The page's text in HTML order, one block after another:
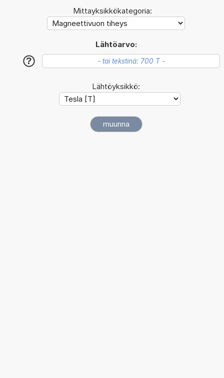
Mittayksikkökategoria:
Lähtöarvo:
?
Lähtöyksikkö: